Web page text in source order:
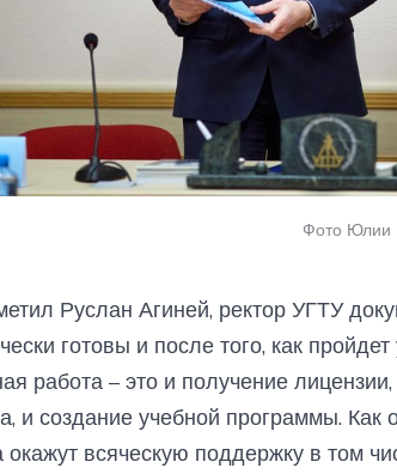
Фото Юлии
Руслан Агиней, ректор УГТУ
готовы и после того, как
работа – это и получение
и создание учебной программы. Как
окажут всяческую поддержку в том